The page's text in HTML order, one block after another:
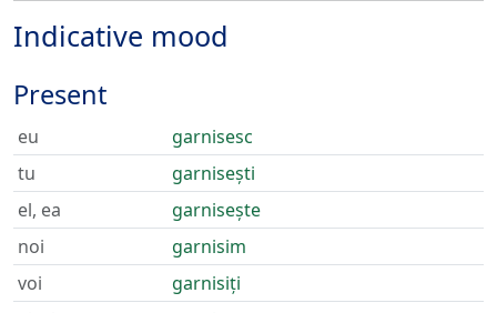
Indicative mood
Present
eu
garnisesc
tu
garnisești
el, ea
garnisește
noi
garnisim
voi
garnisiți